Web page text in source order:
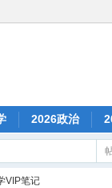
2026政治
VIP笔记